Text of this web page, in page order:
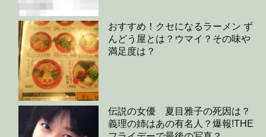
おすすめ！クセになるラーメン ず
んどう屋とは？ウマイ？その味や
満足度は？
伝説の女優 夏目雅子の死因は？
義理の姉はあの有名人？爆報!THE